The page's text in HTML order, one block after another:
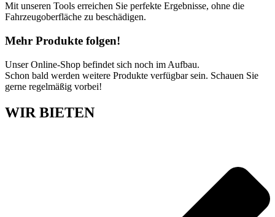
Mit unseren Tools erreichen Sie perfekte Ergebnisse, ohne die
Fahrzeugoberfläche zu beschädigen.
Mehr Produkte folgen!
Unser Online-Shop befindet sich noch im Aufbau.
Schon bald werden weitere Produkte verfügbar sein. Schauen Sie
gerne regelmäßig vorbei!
WIR BIETEN